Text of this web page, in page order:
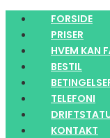
Skip
content
FORSIDE
PRISER
HVEM KAN
BESTIL
TELEFONI
KONTAKT